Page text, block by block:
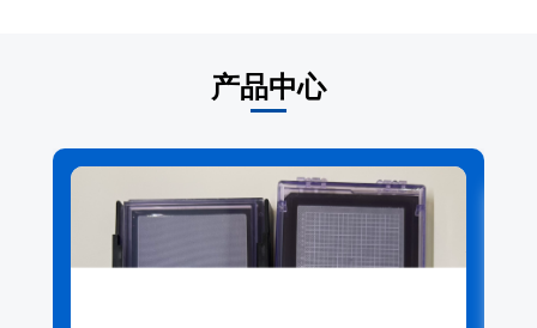
产品中心